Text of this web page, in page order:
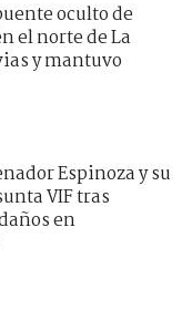
oculto de
el norte de La
y mantuvo
Espinoza y su
VIF tras
en